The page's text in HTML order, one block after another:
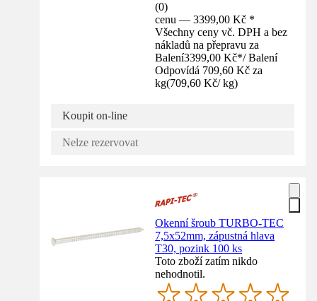
(0)
cenu — 3399,00 Kč *
Všechny ceny vč. DPH a bez
nákladů na přepravu za
Balení3399,00 Kč*/ Balení
Odpovídá 709,60 Kč za
kg(709,60 Kč/ kg)
Koupit on-line
Nelze rezervovat
Okenní šroub TURBO-TEC
7,5x52mm, zápustná hlava
T30, pozink 100 ks
Toto zboží zatím nikdo
nehodnotil.